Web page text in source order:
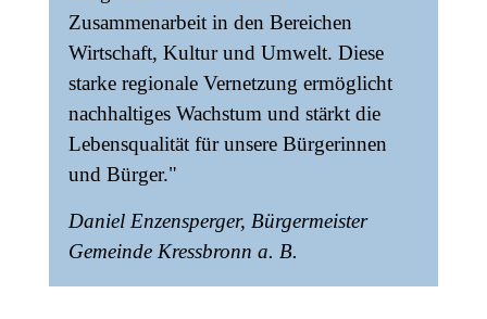
Zusammenarbeit in den Bereichen
Wirtschaft, Kultur und Umwelt. Diese
starke regionale Vernetzung ermöglicht
nachhaltiges Wachstum und stärkt die
Lebensqualität für unsere Bürgerinnen
und Bürger."
Daniel Enzensperger, Bürgermeister
Gemeinde Kressbronn a. B.